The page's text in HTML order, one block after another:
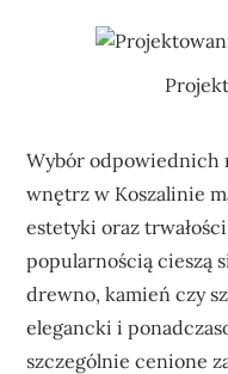
Wybór odpowiednich
wnętrz w Koszalinie
estetyki oraz
popularnością cieszą
drewno, kamień czy
elegancki i
szczególnie cenione